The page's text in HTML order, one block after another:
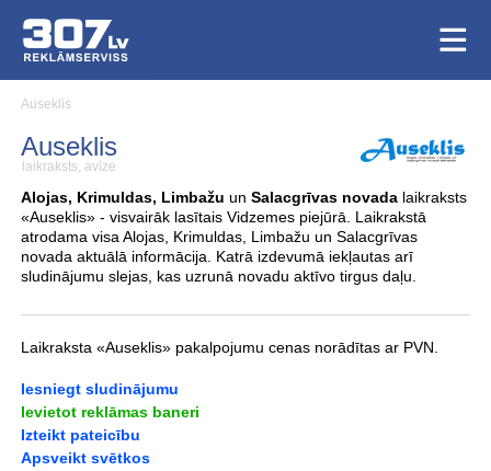
Auseklis
Auseklis
laikraksts, avīze
Alojas, Krimuldas, Limbažu un Salacgrīvas novadalaikraksts
«Auseklis» - visvairāk lasītais Vidzemes piejūrā. Laikrakstā
atrodama visa Alojas, Krimuldas, Limbažu un Salacgrīvas
novada aktuālā informācija. Katrā izdevumā iekļautas arī
sludinājumu slejas, kas uzrunā novadu aktīvo tirgus daļu.
Laikraksta «Auseklis» pakalpojumu cenas norādītas ar PVN.
Iesniegt sludinājumu
Ievietot reklāmas baneri
Izteikt pateicību
Apsveikt svētkos